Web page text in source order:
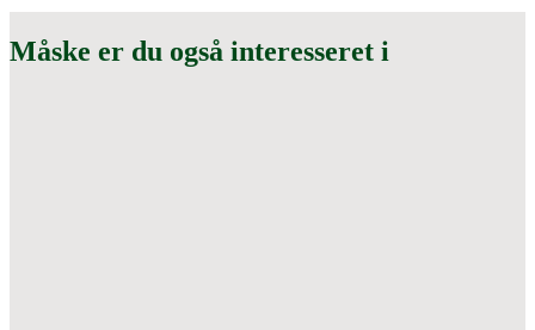
Måske er du også interesseret i